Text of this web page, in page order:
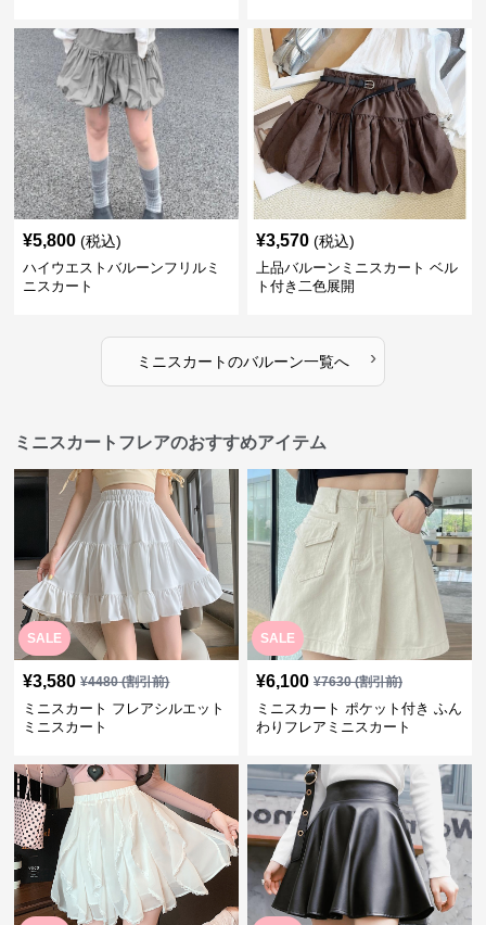
¥5,800 (税込)
ハイウエストバルーンフリルミ
ニスカート
¥3,570 (税込)
上品バルーンミニスカート ベル
ト付き二色展開
ミニスカートのバルーン一覧へ ›
ミニスカートフレアのおすすめアイテム
SALE
¥3,580 ¥4480(割引前)
ミニスカート フレアシルエット
ミニスカート
SALE
¥6,100 ¥7630(割引前)
ミニスカート ポケット付き ふん
わりフレアミニスカート